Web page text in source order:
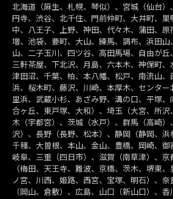
北海道（麻生、札幌、琴似）、宮城（仙台
円寺、渋谷、北千住、門前仲町、大井町、
中、八王子、上野、神田、代々木、蒲田、
増、池袋、要町、大山、練馬、調布、浜田
山、二子玉川、四ツ谷、高田馬場、自由が丘
三軒茶屋、下北沢、月島、六本木、神保町、
津田沼、千葉、柏、本八幡、松戸、南流山
浜、桜木町、藤沢、川崎、本厚木、センタ
里浜、武蔵小杉、あざみ野、溝の口、平塚
合ヶ丘、東戸塚、大和）、埼玉（大宮、所
木（宇都宮）、茨城（水戸）、群馬（高崎
沢）、長野（長野、松本）、静岡（静岡、浜
千種、大曽根、本山、金山、豊橋、岡崎、御
岐阜、三重（四日市）、滋賀（南草津）、
（梅田、天王寺、難波、京橋、茨木、堺東
ノ宮、川西、姫路、西宮、宝塚、明石）、
（岡山、倉敷）、広島、山口（新山口）、